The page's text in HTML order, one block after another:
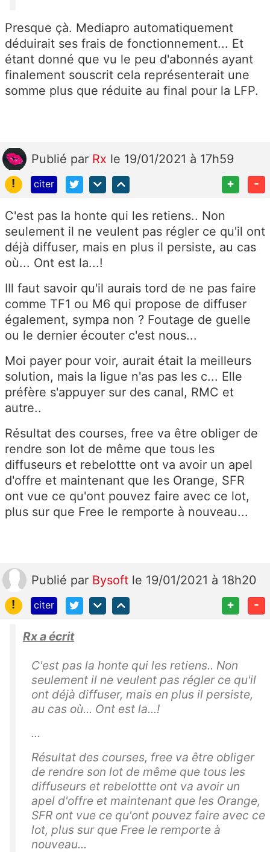
Presque çà. Mediapro automatiquement
déduirait ses frais de fonctionnement... Et
étant donné que vu le peu d'abonnés ayant
finalement souscrit cela représenterait une
somme plus que réduite au final pour la LFP.
Publié par Rx le 19/01/2021 à 17h59
!
citer + -
C'est pas la honte qui les retiens.. Non
seulement il ne veulent pas régler ce qu'il ont
déjà diffuser, mais en plus il persiste, au cas
où... Ont est la...!
IIl faut savoir qu'il aurais tord de ne pas faire
comme TF1 ou M6 qui propose de diffuser
également, sympa non ? Foutage de guelle
ou le dernier écouter c'est nous...
Moi payer pour voir, aurait était la meilleurs
solution, mais la ligue n'as pas les c... Elle
préfère s'appuyer sur des canal, RMC et
autre..
Résultat des courses, free va être obliger de
rendre son lot de même que tous les
diffuseurs et rebelottte ont va avoir un apel
d'offre et maintenant que les Orange, SFR
ont vue ce qu'ont pouvez faire avec ce lot,
plus sur que Free le remporte à nouveau...
Publié par Bysoft le 19/01/2021 à 18h20
!
citer + -
Rx a écrit
C'est pas la honte qui les retiens.. Non
seulement il ne veulent pas régler ce qu'il
ont déjà diffuser, mais en plus il persiste,
au cas où... Ont est la...!
...
Résultat des courses, free va être obliger
de rendre son lot de même que tous les
diffuseurs et rebelottte ont va avoir un
apel d'offre et maintenant que les Orange,
SFR ont vue ce qu'ont pouvez faire avec ce
lot, plus sur que Free le remporte à
nouveau...